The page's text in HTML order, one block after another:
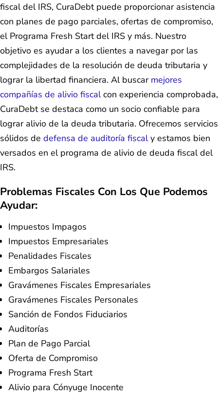
fiscal del IRS, CuraDebt puede proporcionar asistencia
con planes de pago parciales, ofertas de compromiso,
el Programa Fresh Start del IRS y más. Nuestro
objetivo es ayudar a los clientes a navegar por las
complejidades de la resolución de deuda tributaria y
lograr la libertad financiera. Al buscar mejores
compañías de alivio fiscalcon experiencia comprobada,
CuraDebt se destaca como un socio confiable para
lograr alivio de la deuda tributaria. Ofrecemos servicios
sólidos de defensa de auditoría fiscaly estamos bien
versados en el programa de alivio de deuda fiscal del
IRS.
Problemas Fiscales Con Los Que Podemos
Ayudar:
Impuestos Impagos
Impuestos Empresariales
Penalidades Fiscales
Embargos Salariales
Gravámenes Fiscales Empresariales
Gravámenes Fiscales Personales
Sanción de Fondos Fiduciarios
Auditorías
Plan de Pago Parcial
Oferta de Compromiso
Programa Fresh Start
Alivio para Cónyuge Inocente